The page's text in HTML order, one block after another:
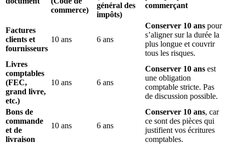
commerce)
général des
impôts)
commerçant
Factures
clients et
fournisseurs
10 ans 6 ans
Conserver 10 ans pour
s’aligner sur la durée la
plus longue et couvrir
tous les risques.
Livres
comptables
(FEC,
grand livre,
etc.)
10 ans 6 ans
Conserver 10 ans est
une obligation
comptable stricte. Pas
de discussion possible.
Bons de
commande
et de
livraison
10 ans 6 ans
Conserver 10 ans, car
ce sont des pièces qui
justifient vos écritures
comptables.